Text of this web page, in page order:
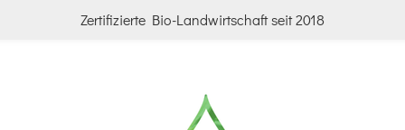
Zertifizierte Bio-Landwirtschaft seit 2018